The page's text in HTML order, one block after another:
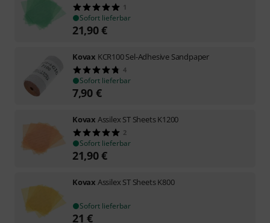
1
Sofort lieferbar
21,90€
Kovax KCR100 Sel-Adhesive Sandpaper
4
Sofort lieferbar
7,90 €
Kovax Assilex ST Sheets K1200
2
Sofort lieferbar
21,90€
Kovax Assilex ST Sheets K800
Sofort lieferbar
21 €